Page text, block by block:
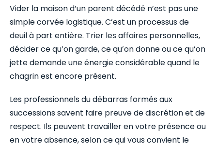
Vider la maison d’un parent décédé n’est pas une
simple corvée logistique. C’est un processus de
deuil à part entière. Trier les affaires personnelles,
décider ce qu’on garde, ce qu’on donne ou ce qu’on
jette demande une énergie considérable quand le
chagrin est encore présent.
Les professionnels du débarras formés aux
successions savent faire preuve de discrétion et de
respect. Ils peuvent travailler en votre présence ou
en votre absence, selon ce qui vous convient le